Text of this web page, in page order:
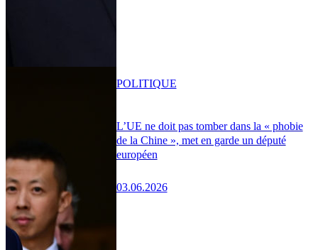
L’UE ne doit pas tomber dans la « phobie
de la Chine », met en garde un député
européen
03.06.2026
POLITIQUE